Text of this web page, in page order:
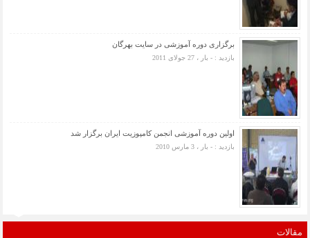
برگزاری دوره آموزشی در سایت بهرگان
بازدید : - بار ، 27 جولای 2011
اولین دوره آموزشی انجمن کامپوزیت ایران برگزار شد
بازدید : - بار ، 3 مارس 2010
مقالات